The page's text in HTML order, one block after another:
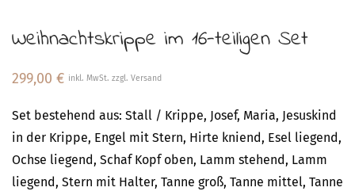
Weihnachtskrippe im 16-teiligen Set
299,00 € inkl. MwSt. zzgl. Versand
Set bestehend aus: Stall / Krippe, Josef, Maria, Jesuskind
in der Krippe, Engel mit Stern, Hirte kniend, Esel liegend,
Ochse liegend, Schaf Kopf oben, Lamm stehend, Lamm
liegend, Stern mit Halter, Tanne groß, Tanne mittel, Tanne